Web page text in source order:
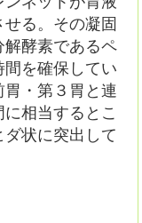
る。その凝固
酵素であるペ
を確保してい
・第３胃と連
相当するとこ
状に突出して